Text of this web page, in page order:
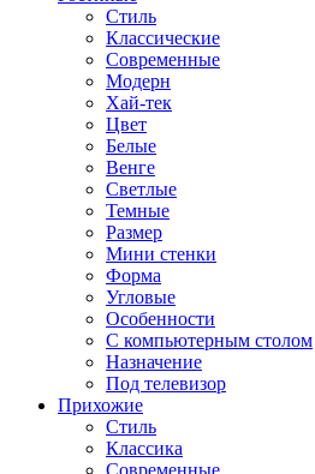
Стиль
Классические
Современные
Модерн
Хай-тек
Цвет
Белые
Венге
Светлые
Темные
Размер
Мини стенки
Форма
Угловые
Особенности
С компьютерным столом
Назначение
Под телевизор
Прихожие
Стиль
Классика
Современные